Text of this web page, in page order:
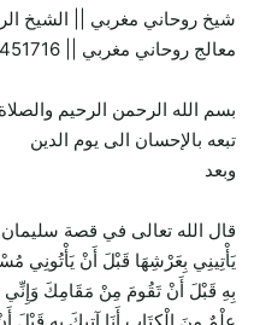
شيخ روحاني مغربي || الشيخ
معالج روحاني مغربي || 00201212451716
بسم الله الرحمن الرحيم
تبعه بالإحسان الى يوم الدين
وبعد
قال الله تعالى في قصة سليمان
يَأْتِينِي بِعَرْشِهَا قَبْلَ أَنْ يَأْتُونِي
بِهِ قَبْلَ أَنْ تَقُومَ مِنْ مَقَامِكَ